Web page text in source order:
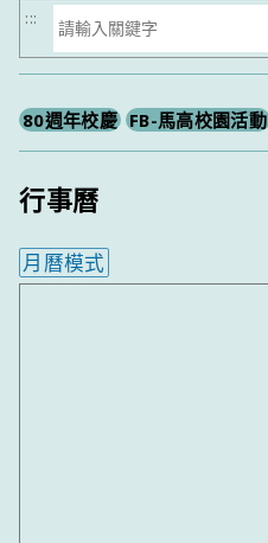
搜
尋
:::
80週年校慶 FB-馬高校園活動
行事曆
月曆模式